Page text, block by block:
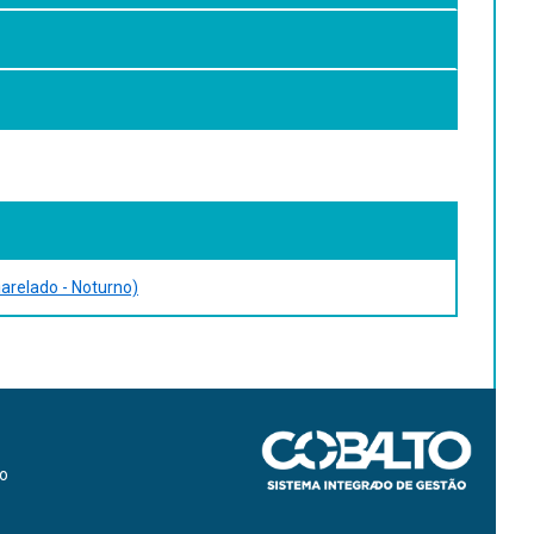
Blücher, 1992. 494 p.
- Noturno)